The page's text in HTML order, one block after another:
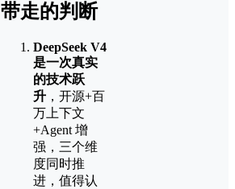
带走的判断
DeepSeek V4
是一次真实
的技术跃
升 ，开源+百
万上下文
+Agent 增
强，三个维
度同时推
进，值得认